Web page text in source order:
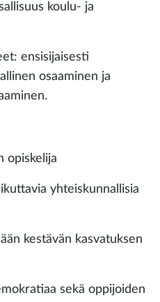
koulu- ja
ensisijaisesti
osaaminen ja
opiskelija
yhteiskunnallisia
kestävän kasvatuksen
sekä oppijoiden